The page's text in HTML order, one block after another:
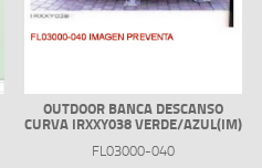
OUTDOOR BANCA DESCANSO
CURVA IRXXY038 VERDE/AZUL(IM)
FL03000-040